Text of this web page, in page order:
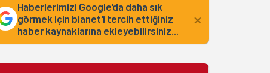
Haberlerimizi Google'da daha sık
görmek için bianet'i tercih ettiğiniz
haber kaynaklarına ekleyebilirsiniz...
×